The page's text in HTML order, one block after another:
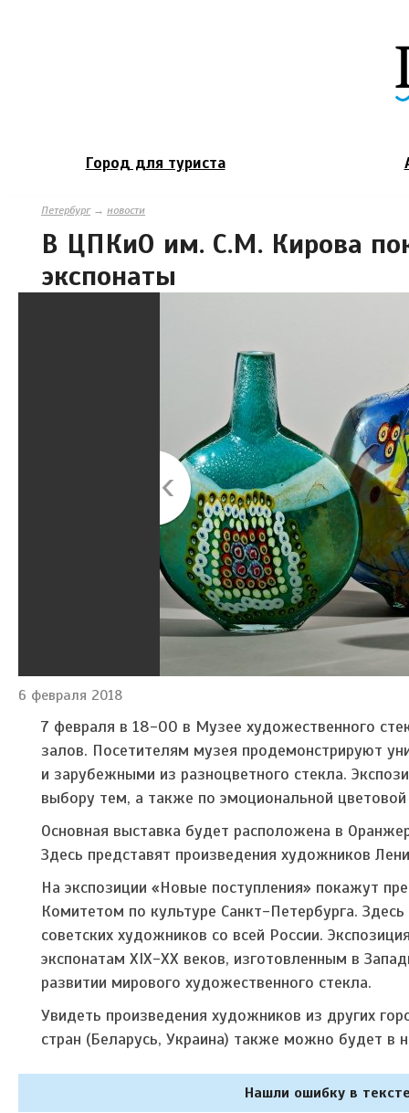
Город для туриста
Петербург→ новости
В ЦПКиО им. С.М. Кирова
экспонаты
6 февраля 2018
7 февраля в 18-00 в Музее художественного
залов. Посетителям музея продемонстрируют
и зарубежными из разноцветного стекла.
выбору тем, а также по эмоциональной цветовой
Основная выставка будет расположена в
Здесь представят произведения художников
На экспозиции «Новые поступления» покажут
Комитетом по культуре Санкт-Петербурга.
советских художников со всей России.
экспонатам XIX-XX веков, изготовленным в
развитии мирового художественного стекла.
Увидеть произведения художников из других
стран (Беларусь, Украина) также можно будет в
Нашли ошибку в